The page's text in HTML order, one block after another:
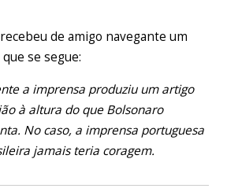
recebeu de amigo navegante um
se segue:
a imprensa produziu um artigo
à altura do que Bolsonaro
No caso, a imprensa portuguesa
jamais teria coragem.